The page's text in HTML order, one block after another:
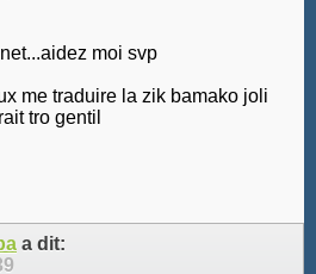
moi svp
me traduire la zik bamako joli
tro gentil
a dit: